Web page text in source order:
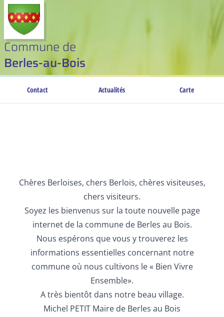
Commune de
Berles-au-Bois
Contact Actualités Carte
Chères Berloises, chers Berlois, chères visiteuses,
chers visiteurs.
Soyez les bienvenus sur la toute nouvelle page
internet de la commune de Berles au Bois.
Nous espérons que vous y trouverez les
informations essentielles concernant notre
commune où nous cultivons le « Bien Vivre
Ensemble».
A très bientôt dans notre beau village.
Michel PETIT Maire de Berles au Bois